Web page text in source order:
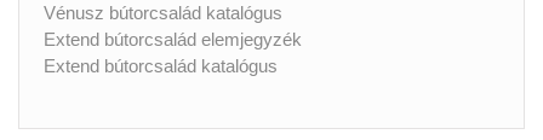
Vénusz bútorcsalád katalógus
Extend bútorcsalád elemjegyzék
Extend bútorcsalád katalógus